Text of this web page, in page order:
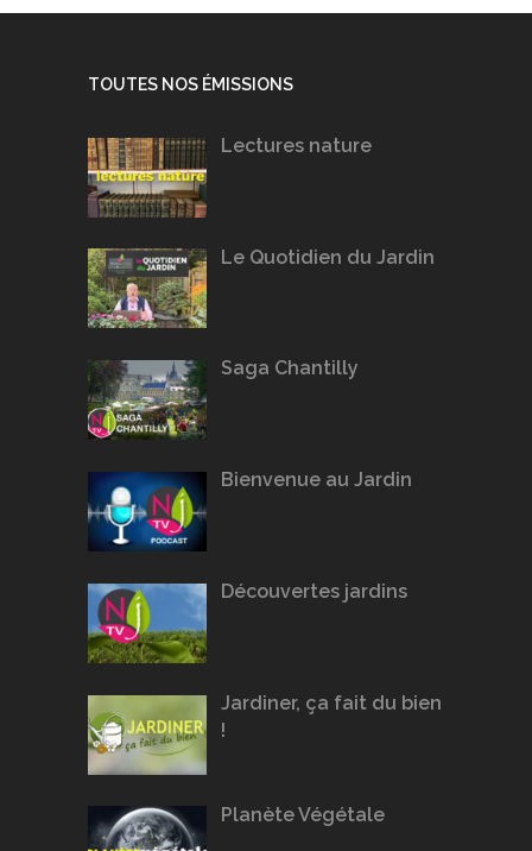
TOUTES NOS ÉMISSIONS
Lectures nature
Le Quotidien du Jardin
Saga Chantilly
Bienvenue au Jardin
Découvertes jardins
Jardiner, ça fait du bien
!
Planète Végétale